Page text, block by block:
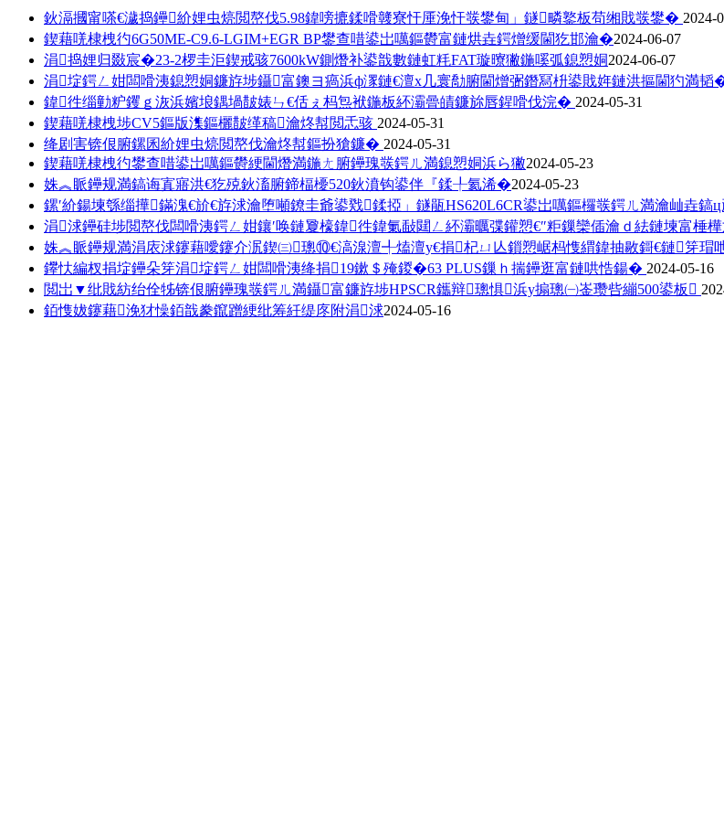
鈥滆摑甯嗏€濊捣鑸紒娌虫煷閲嶅伐5.98鍏嗙摝鍒嗗竷寮忓厜浼忓彂鐢甸」鐩疄鐜板苟缃戝彂鐢� 2024-
鍥藉唴棣栧彴6G50ME-C9.6-LGIM+EGR BP鐢查唶鍙岀噧鏂欎富鏈烘垚鍔熷缓閫犵邯瀹�2024-06-07
涓捣娌归敠宸�23-2椤圭洰鍥戒骇7600kW鍘熸补鍙戠數鏈虹粍FAT璇曢獙鍦嗘弧鎴愬姛2024-06-07
涓埞鍔ㄥ姏闆嗗洟鎴愬姛鐮斿埗鑷富鐭ヨ瘑浜ф潈鏈€澶х几寰勪腑閫熷弻鐕冩枡鍙戝姩鏈洪摳閫犳満韬
鍏徃缁勭粐钁ｇ洃浜嬪埌鍝堝皵婊ㄣ€佸ぇ杩炰袱鍦板紑灞曡皟鐮旀唇鍟嗗伐浣� 2024-05-31
鍥藉唴棣栧埗CV5鏂版潗鏂欐皵缂稿瀹炵幇閲忎骇 2024-05-31
绛剧害锛佷腑鏍囷紒娌虫煷閲嶅伐瀹炵幇鏂扮獊鐮� 2024-05-31
鍥藉唴棣栧彴鐢查唶鍙岀噧鏂欎綆閫熸満鍦ㄤ腑鑸瑰彂鍔ㄦ満鎴愬姛浜ら獙2024-05-23
姝︽眽鑸规満鎬诲寘寤洪€犵殑鈥滀腑鍗楅櫌520鈥濆钩鍙伴『鍒╀氦浠�2024-05-23
鏍′紒鍚堜綔缁撶鏋溾€斺€斿浗瀹堕噸鐐圭爺鍙戣鍒掗」鐩瓹HS620L6CR鍙岀噧鏂欏彂鍔ㄦ満瀹屾垚鎬
涓浗鑸硅埗閲嶅伐闆嗗洟鍔ㄥ姏鑲′唤鏈夐檺鍏徃鍏氭敮閮ㄥ紑灞曞弽鑵愬€″粔鏁欒偛瀹ｄ紶鏈堜富棰
姝︽眽鑸规満涓庡浗鑳藉噯鑳介泦鍥㈢璁⑩€滈湶澶╃熆澶у€捐杞ㄩ亾鎻愬崌杩愯緭鍏抽敭鎶€鏈笌瑁
鑻忕編杈捐埞鑸朵笌涓埞鍔ㄥ姏闆嗗洟绛捐19鏉＄殗鍐�63 PLUS鏁ｈ揣鑸逛富鏈哄悎鍚� 2024-05-16
閲岀▼纰戝紡绐佺牬锛佷腑鑸瑰彂鍔ㄦ満鑷富鐮斿埗HPSCR鑴辩璁惧浜у搧璁㈠崟瓒呰繃500鍙板
銆愯妭鑳藉浼犲懆銆戠豢鑹蹭綆纰筹紝缇庝附涓浗2024-05-16